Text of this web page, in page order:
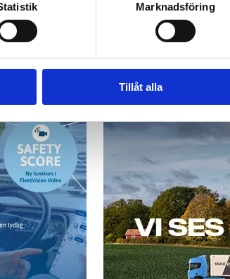
Marknadsföring
Tillåt alla
Scania